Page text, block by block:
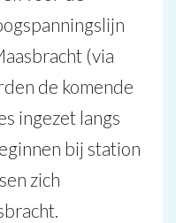
(via
de komende
ingezet langs
bij station
zich